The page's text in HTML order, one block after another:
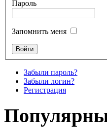
Пароль
Запомнить меня
Забыли пароль?
Забыли логин?
Регистрация